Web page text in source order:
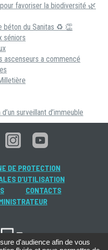
favoriser la biodiversité 🌿
béton du Sanitas ♻ 👏
séniors
ascenseurs a commencé
surveillant d’immeuble
DE PROTECTION
D’UTILISATION
CONTACTS
d'audience afin de vous